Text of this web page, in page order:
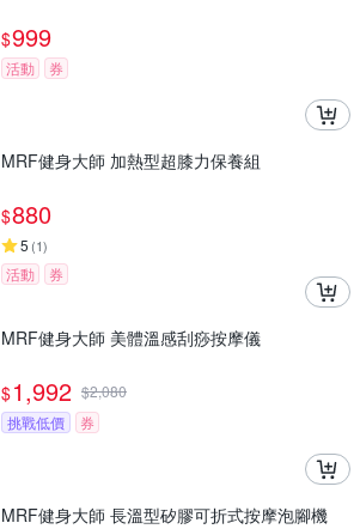
$999
活動 券
MRF健身大師 加熱型超膝力保養組
$880
5 (1)
活動 券
MRF健身大師 美體溫感刮痧按摩儀
$1,992 $2,080
挑戰低價
券
MRF健身大師 長溫型矽膠可折式按摩泡腳機